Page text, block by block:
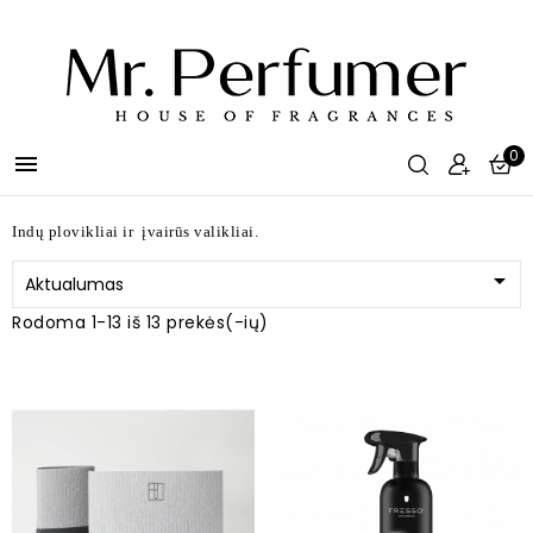
 0
Indų plovikliai ir įvairūs valikliai.
Aktualumas 
Rodoma 1-13 iš 13 prekės(-ių)